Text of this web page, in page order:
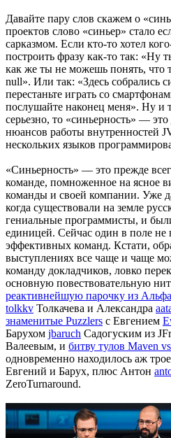
Давайте пару слов скажем о
проектов слово «синьер» стало
сарказмом. Если кто-то хотел
построить фразу как-то так: «Ну
как же ты не можешь понять, что
null». Или так: «Здесь собрались
перестаньте играть со
послушайте наконец меня». Ну и
серьезно, то «синьерность» —
нюансов работы внутренностей
нескольких языков
«Синьерность» — это прежде
команде, помноженное на ясное
команды и своей компании. Уже
когда существовали на земле
гениальные программисты, и
единицей. Сейчас один в поле
эффективных команд. Кстати,
выступлениях все чаще и чаще
команду докладчиков, ловко
основную повествовательную
реактивнейшую парочку из
tolkkv Толкачева и Александра
знаменитые Puzzlers с Евгением
Барухом jbaruch Садогуским из
Валеевым, и битву тулов Maven
одновременно находилось аж
Евгений и Барух, плюс Антон
ZeroTurnaround.